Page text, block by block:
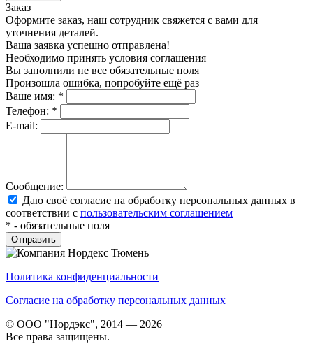
Заказ
Оформите заказ, наш сотрудник свяжется с вами для
уточнения деталей.
Ваша заявка успешно отправлена!
Необходимо принять условия соглашения
Вы заполнили не все обязательные поля
Произошла ошибка, попробуйте ещё раз
Ваше имя: *
Телефон: *
E-mail:
Сообщение:
Даю своё согласие на обработку персональных данных в
соответствии с пользовательским соглашением
* - обязательные поля
Политика конфиденциальности
Согласие на обработку персональных данных
© ООО "Нордэкс", 2014 — 2026
Все права защищены.